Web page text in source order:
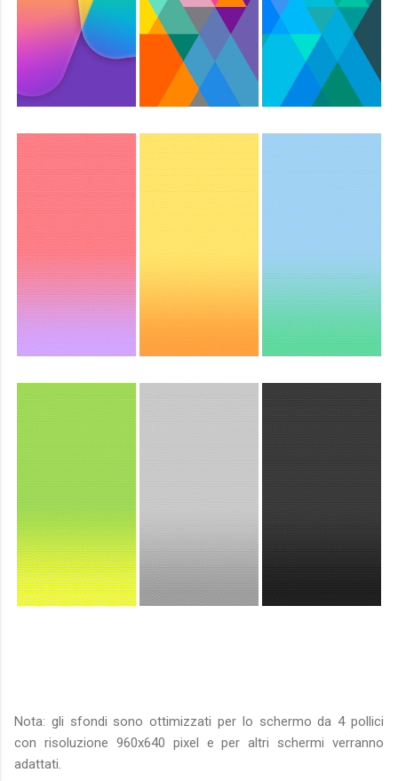
Nota: gli sfondi sono ottimizzati per lo schermo da 4 pollici
con risoluzione 960x640 pixel e per altri schermi verranno
adattati.